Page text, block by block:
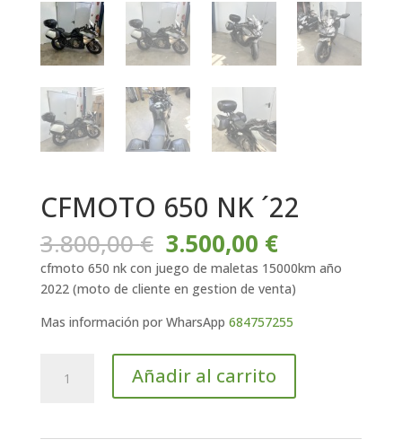
CFMOTO 650 NK ´22
3.800,00€ El
precio
original
era:
3.800,00 €.
3.500,00 €El
precio
actual
es:
3.500,00 €.
cfmoto 650 nk con juego de maletas 15000km año
2022 (moto de cliente en gestion de venta)
Mas información por WharsApp 684757255
Añadir al carrito